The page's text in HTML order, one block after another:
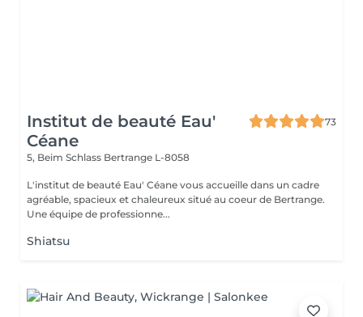
Institut de beauté Eau'
Céane
73
5, Beim Schlass Bertrange L-8058
L'institut de beauté Eau' Céane vous accueille dans un cadre
agréable, spacieux et chaleureux situé au coeur de Bertrange.
Une équipe de professionne...
Shiatsu